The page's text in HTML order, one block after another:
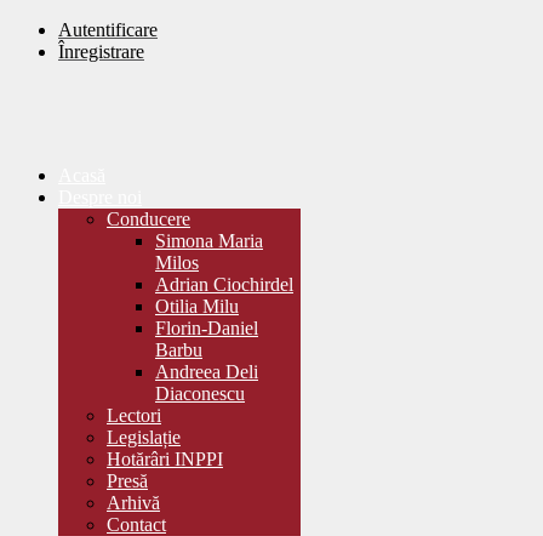
Autentificare
Înregistrare
Conducere
Simona Maria
Milos
Adrian Ciochirdel
Otilia Milu
Florin-Daniel
Barbu
Andreea Deli
Diaconescu
Lectori
Legislație
Hotărâri INPPI
Presă
Arhivă
Contact